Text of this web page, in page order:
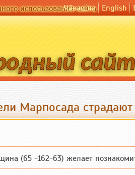
использования сайта
Чӑвашла English
Марпосада
(65 -162-63) желает